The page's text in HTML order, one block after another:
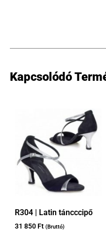
Kapcsolódó
R304 | Latin táncccipő
31 850 Ft (Bruttó)